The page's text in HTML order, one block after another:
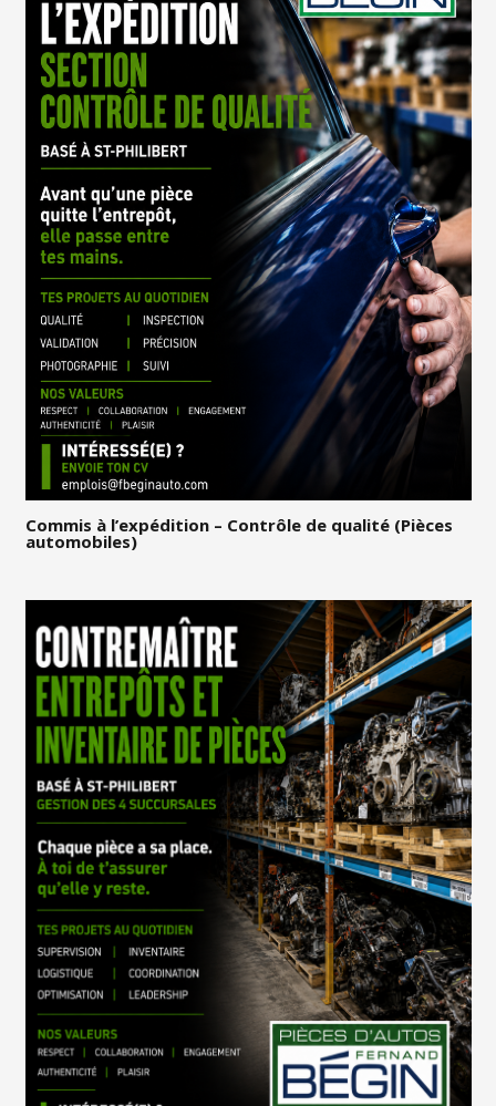
Commis à l’expédition – Contrôle de qualité (Pièces
automobiles)